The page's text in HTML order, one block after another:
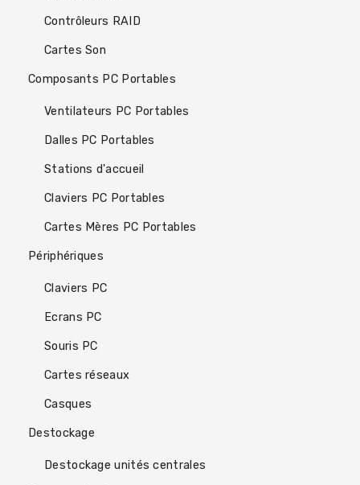
Contrôleurs RAID
Cartes Son
Composants PC Portables
Ventilateurs PC Portables
Dalles PC Portables
Stations d'accueil
Claviers PC Portables
Cartes Mères PC Portables
Périphériques
Claviers PC
Ecrans PC
Souris PC
Cartes réseaux
Casques
Destockage
Destockage unités centrales